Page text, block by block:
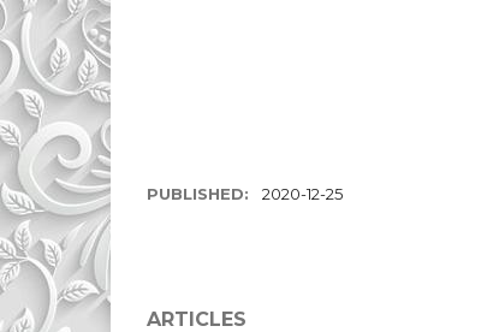
PUBLISHED: 2020-12-25
ARTICLES